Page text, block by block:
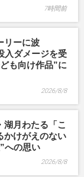
7時間前
リーに波
入ダメージを受
も向け作品”に
2026/8/8
湖月わたる「こ
かけがえのない
への思い
2026/8/8